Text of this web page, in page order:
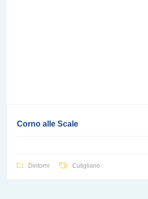
Corno alle Scale
Dintorni Cutigliano